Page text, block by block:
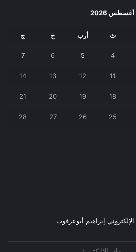
أغسطس 2026
ث أرب خ ج
4
5
6
7
11
12
13
14
18
19
20
21
25
26
27
28
إبراهيم أبوعرقوب